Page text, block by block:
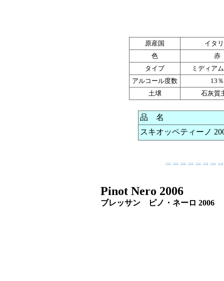
原産国
イタ
色
赤
タイプ
ミディア
アルコール度数
13％
土壌
石灰質
品 名
スキオッペティーノ
Pinot Nero 2006
ブレッサン ピノ・ネーロ